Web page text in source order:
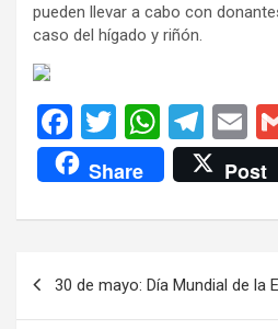
pueden llevar a cabo con
caso del hígado y riñón.
F
a
ce
b
o
T
wi
tt
er
W
h
at
s
p
T
el
e
gr
m
E
m
Share Post
30 de mayo: Día Mundial de la